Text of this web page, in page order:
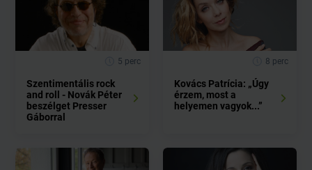
5 perc
Szentimentális rock
and roll - Novák Péter
beszélget Presser
Gáborral
8 perc
Kovács Patrícia: „Úgy
érzem, most a
helyemen vagyok...”